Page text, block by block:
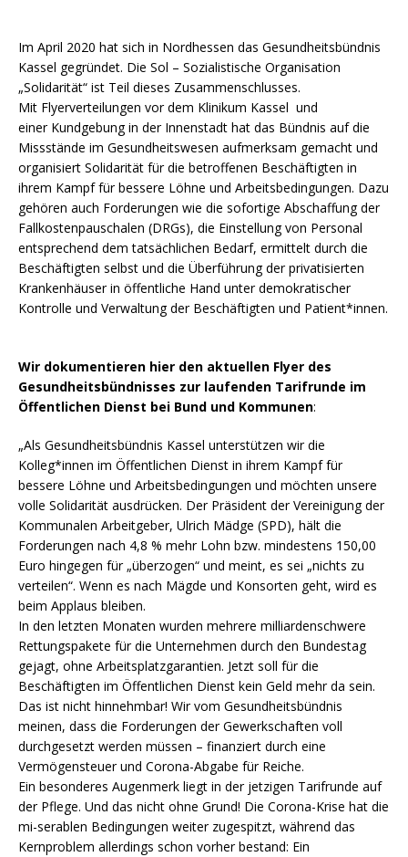
Im April 2020 hat sich in Nordhessen das Gesundheitsbündnis
Kassel gegründet. Die Sol – Sozialistische Organisation
„Solidarität“ ist Teil dieses Zusammenschlusses.
Mit Flyerverteilungen vor dem Klinikum Kassel und
einer Kundgebung in der Innenstadt hat das Bündnis auf die
Missstände im Gesundheitswesen aufmerksam gemacht und
organisiert Solidarität für die betroffenen Beschäftigten in
ihrem Kampf für bessere Löhne und Arbeitsbedingungen. Dazu
gehören auch Forderungen wie die sofortige Abschaffung der
Fallkostenpauschalen (DRGs), die Einstellung von Personal
entsprechend dem tatsächlichen Bedarf, ermittelt durch die
Beschäftigten selbst und die Überführung der privatisierten
Krankenhäuser in öffentliche Hand unter demokratischer
Kontrolle und Verwaltung der Beschäftigten und Patient*innen.
Wir dokumentieren hier den aktuellen Flyer des
Gesundheitsbündnisses zur laufenden Tarifrunde im
Öffentlichen Dienst bei Bund und Kommunen:
„Als Gesundheitsbündnis Kassel unterstützen wir die
Kolleg*innen im Öffentlichen Dienst in ihrem Kampf für
bessere Löhne und Arbeitsbedingungen und möchten unsere
volle Solidarität ausdrücken. Der Präsident der Vereinigung der
Kommunalen Arbeitgeber, Ulrich Mädge (SPD), hält die
Forderungen nach 4,8 % mehr Lohn bzw. mindestens 150,00
Euro hingegen für „überzogen“ und meint, es sei „nichts zu
verteilen“. Wenn es nach Mägde und Konsorten geht, wird es
beim Applaus bleiben.
In den letzten Monaten wurden mehrere milliardenschwere
Rettungspakete für die Unternehmen durch den Bundestag
gejagt, ohne Arbeitsplatzgarantien. Jetzt soll für die
Beschäftigten im Öffentlichen Dienst kein Geld mehr da sein.
Das ist nicht hinnehmbar! Wir vom Gesundheitsbündnis
meinen, dass die Forderungen der Gewerkschaften voll
durchgesetzt werden müssen – finanziert durch eine
Vermögensteuer und Corona-Abgabe für Reiche.
Ein besonderes Augenmerk liegt in der jetzigen Tarifrunde auf
der Pflege. Und das nicht ohne Grund! Die Corona-Krise hat die
mi-serablen Bedingungen weiter zugespitzt, während das
Kernproblem allerdings schon vorher bestand: Ein